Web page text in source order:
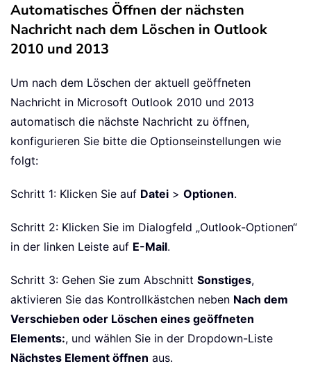
Automatisches Öffnen der nächsten
Nachricht nach dem Löschen in Outlook
2010 und 2013
Um nach dem Löschen der aktuell geöffneten
Nachricht in Microsoft Outlook 2010 und 2013
automatisch die nächste Nachricht zu öffnen,
konfigurieren Sie bitte die Optionseinstellungen wie
folgt:
Schritt 1: Klicken Sie auf Datei > Optionen.
Schritt 2: Klicken Sie im Dialogfeld „Outlook-Optionen“
in der linken Leiste auf E-Mail.
Schritt 3: Gehen Sie zum Abschnitt Sonstiges,
aktivieren Sie das Kontrollkästchen neben Nach dem
Verschieben oder Löschen eines geöffneten
Elements:, und wählen Sie in der Dropdown-Liste
Nächstes Element öffnen aus.